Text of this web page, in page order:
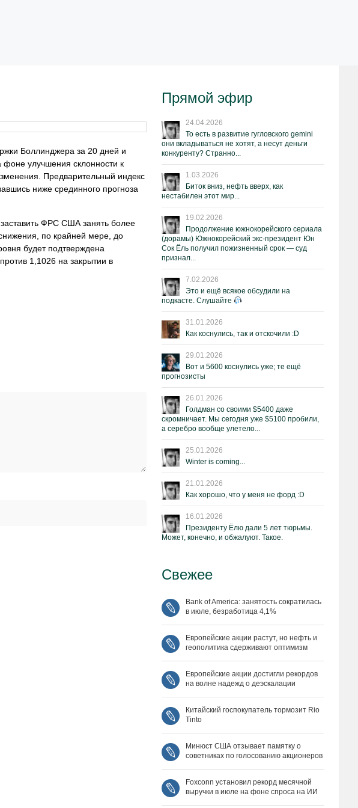
Боллинджера за 20 дней и
улучшения склонности к
Предварительный индекс
ниже срединного прогноза
ФРС США занять более
по крайней мере, до
будет подтверждена
1,1026 на закрытии в
Прямой эфир
24.04.2026
То есть в развитие гугловского gemini
они вкладываться не хотят, а несут деньги
конкуренту? Странно...
1.03.2026
Биток вниз, нефть вверх, как
нестабилен этот мир...
19.02.2026
Продолжение южнокорейского сериала
(дорамы) Южнокорейский экс-президент Юн
Сок Ёль получил пожизненный срок — суд
признал...
7.02.2026
Это и ещё всякое обсудили на
подкасте. Слушайте
31.01.2026
Как коснулись, так и отскочили :D
29.01.2026
Вот и 5600 коснулись уже; те ещё
прогнозисты
26.01.2026
Голдман со своими $5400 даже
скромничает. Мы сегодня уже $5100 пробили,
а серебро вообще улетело...
25.01.2026
Winter is coming...
21.01.2026
Как хорошо, что у меня не форд :D
16.01.2026
Президенту Ёлю дали 5 лет тюрьмы.
Может, конечно, и обжалуют. Такое.
Свежее
Bank of America: занятость сократилась
в июле, безработица 4,1%
Европейские акции растут, но нефть и
геополитика сдерживают оптимизм
Европейские акции достигли рекордов
на волне надежд о деэскалации
Китайский госпокупатель тормозит Rio
Tinto
Минюст США отзывает памятку о
советниках по голосованию акционеров
Foxconn установил рекорд месячной
выручки в июле на фоне спроса на ИИ